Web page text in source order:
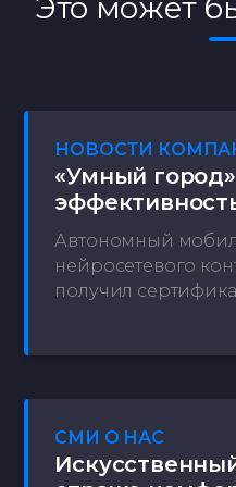
Это может
НОВОСТИ
«Умный
решения
Автономный
нейросетевого
получил
рамках
СМИ О НАС